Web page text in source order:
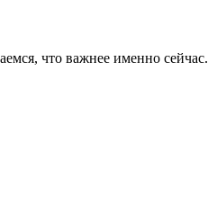
что важнее именно сейчас.